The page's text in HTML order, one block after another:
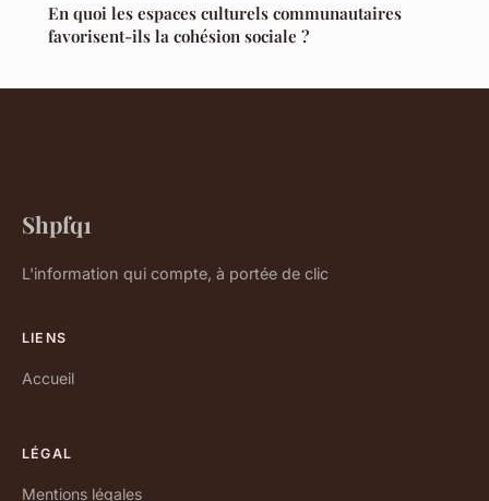
En quoi les espaces culturels communautaires
favorisent-ils la cohésion sociale ?
Shpfq1
L'information qui compte, à portée de clic
LIENS
Accueil
LÉGAL
Mentions légales